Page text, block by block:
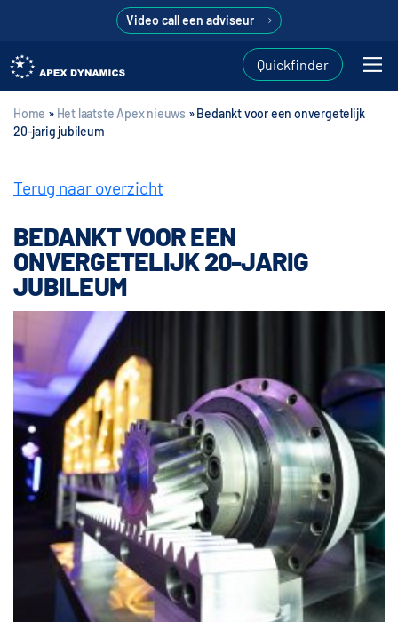
Video call een adviseur
Quickfinder
Home » Het laatste Apex nieuws »Bedankt voor een onvergetelijk
20-jarig jubileum
Terug naar overzicht
BEDANKT VOOR EEN
ONVERGETELIJK 20-JARIG
JUBILEUM